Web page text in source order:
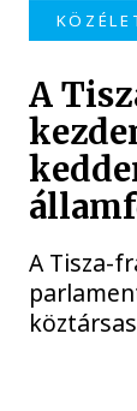
A
A Tisza-